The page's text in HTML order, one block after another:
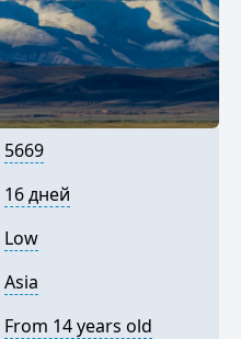
5669
16 дней
Low
Asia
From 14 years old